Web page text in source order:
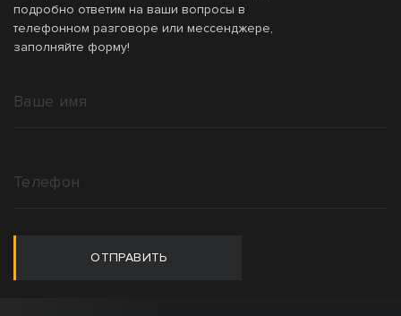
подробно ответим на ваши вопросы в
телефонном разговоре или мессенджере,
заполняйте форму!
ОТПРАВИТЬ